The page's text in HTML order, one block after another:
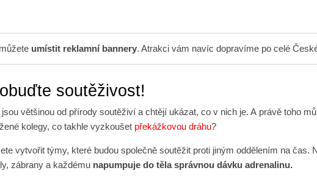
umístit reklamní bannery. Atrakci vám navíc dopravíme po celé
soutěživost!
jsou většinou od přírody soutěživí a chtějí ukázat, co v nich je. A právě toho
kolegy, co takhle vyzkoušet překážkovou dráhu?
vytvořit týmy, které budou společně soutěžit proti jiným oddělením na
zábrany a každémunapumpuje do těla správnou dávku adrenalinu.